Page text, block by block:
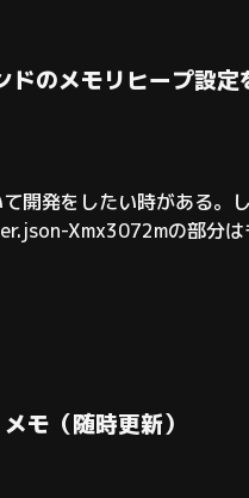
のメモリヒープ設定
開発をしたい時がある。
Xmx3072mの部分
モ（随時更新）